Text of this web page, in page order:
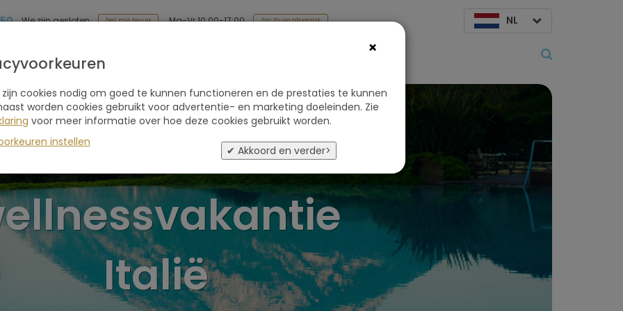
We zijn gesloten bel mij terug Ma-Vr 10:00-17:00 Za-Zo op afspraak NL
Soort reis Over ons
Italië
×
zijn cookies nodig om goed te kunnen functioneren en de prestaties te kunnen
worden cookies gebruikt voor advertentie- en marketing doeleinden. Zie
voor meer informatie over hoe deze cookies gebruikt worden.
instellen
✔ Akkoord en verder>